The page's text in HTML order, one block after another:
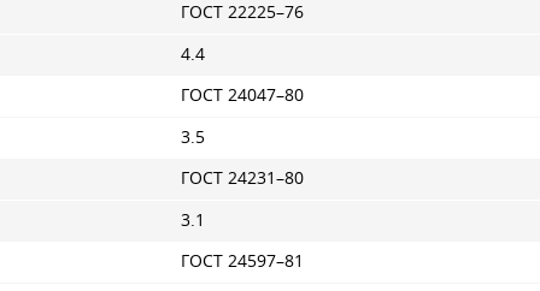
ГОСТ 22225–76
4.4
ГОСТ 24047–80
3.5
ГОСТ 24231–80
3.1
ГОСТ 24597–81